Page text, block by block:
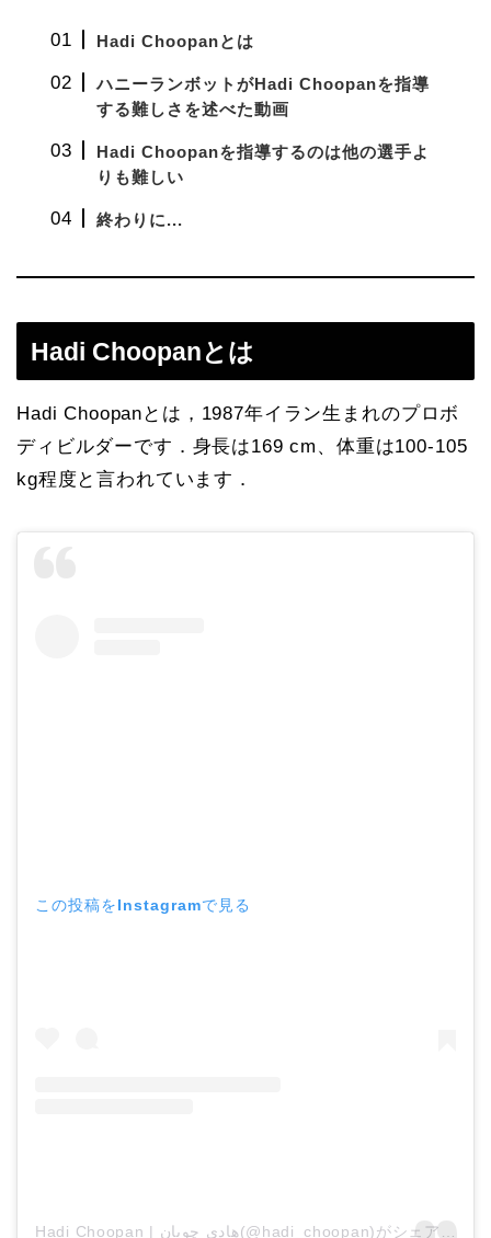
Hadi Choopanとは
ハニーランボットがHadi Choopanを指導
する難しさを述べた動画
Hadi Choopanを指導するのは他の選手よ
りも難しい
終わりに...
Hadi Choopanとは
Hadi Choopanとは，1987年イラン生まれのプロボ
ディビルダーです．身長は169 cm、体重は100-105
kg程度と言われています．
この投稿をInstagramで見る